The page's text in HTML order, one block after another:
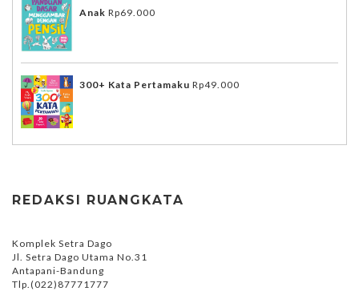
Anak Rp69.000
300+ Kata Pertamaku Rp49.000
REDAKSI RUANGKATA
Komplek Setra Dago
Jl. Setra Dago Utama No.31
Antapani-Bandung
Tlp.(022)87771777